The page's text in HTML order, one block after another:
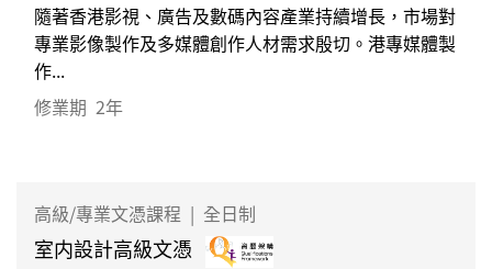
隨著香港影視、廣告及數碼內容產業持續增長，市場對
專業影像製作及多媒體創作人材需求殷切。港專媒體製
作...
修業期 2年
高級/專業文憑課程 | 全日制
室内設計高級文憑